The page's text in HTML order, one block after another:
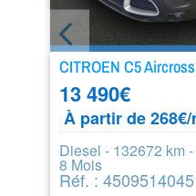
CITROEN C5
13 490€
À partir de
Diesel - 132672 km
8 Mois
Réf. :